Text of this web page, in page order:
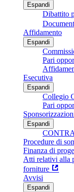
Espandi
Dibattito
Affidamento
Espandi
Pari
Esecutiva
Espandi
Collegio
Pari
Espandi
Procedure di
Finanza di
Atti relativi alla
forniture
Avvisi
Espandi